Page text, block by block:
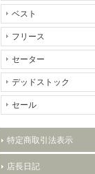
ベスト
フリース
セーター
デッドストック
セール
特定商取引法表示
店長日記